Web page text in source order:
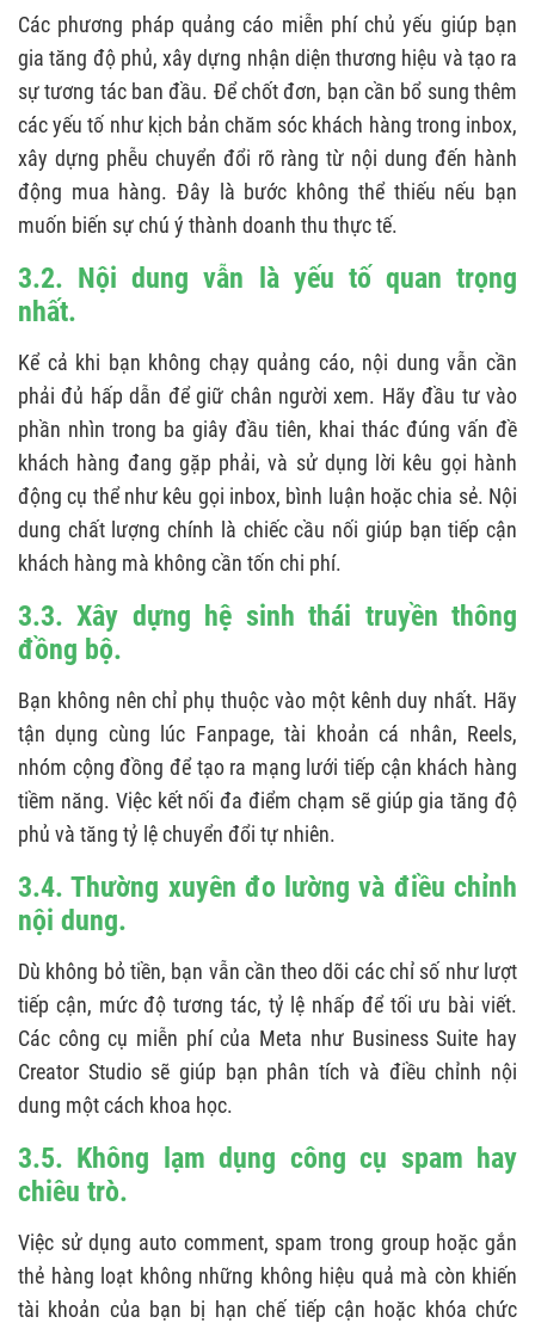
Các phương pháp quảng cáo miễn phí chủ yếu giúp bạn
gia tăng độ phủ, xây dựng nhận diện thương hiệu và tạo ra
sự tương tác ban đầu. Để chốt đơn, bạn cần bổ sung thêm
các yếu tố như kịch bản chăm sóc khách hàng trong inbox,
xây dựng phễu chuyển đổi rõ ràng từ nội dung đến hành
động mua hàng. Đây là bước không thể thiếu nếu bạn
muốn biến sự chú ý thành doanh thu thực tế.
3.2. Nội dung vẫn là yếu tố quan trọng
nhất.
Kể cả khi bạn không chạy quảng cáo, nội dung vẫn cần
phải đủ hấp dẫn để giữ chân người xem. Hãy đầu tư vào
phần nhìn trong ba giây đầu tiên, khai thác đúng vấn đề
khách hàng đang gặp phải, và sử dụng lời kêu gọi hành
động cụ thể như kêu gọi inbox, bình luận hoặc chia sẻ. Nội
dung chất lượng chính là chiếc cầu nối giúp bạn tiếp cận
khách hàng mà không cần tốn chi phí.
3.3. Xây dựng hệ sinh thái truyền thông
đồng bộ.
Bạn không nên chỉ phụ thuộc vào một kênh duy nhất. Hãy
tận dụng cùng lúc Fanpage, tài khoản cá nhân, Reels,
nhóm cộng đồng để tạo ra mạng lưới tiếp cận khách hàng
tiềm năng. Việc kết nối đa điểm chạm sẽ giúp gia tăng độ
phủ và tăng tỷ lệ chuyển đổi tự nhiên.
3.4. Thường xuyên đo lường và điều chỉnh
nội dung.
Dù không bỏ tiền, bạn vẫn cần theo dõi các chỉ số như lượt
tiếp cận, mức độ tương tác, tỷ lệ nhấp để tối ưu bài viết.
Các công cụ miễn phí của Meta như Business Suite hay
Creator Studio sẽ giúp bạn phân tích và điều chỉnh nội
dung một cách khoa học.
3.5. Không lạm dụng công cụ spam hay
chiêu trò.
Việc sử dụng auto comment, spam trong group hoặc gắn
thẻ hàng loạt không những không hiệu quả mà còn khiến
tài khoản của bạn bị hạn chế tiếp cận hoặc khóa chức